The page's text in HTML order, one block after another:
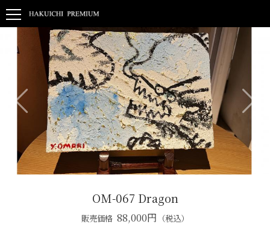
OM-067 Dragon
販売価格 88,000円 （税込）